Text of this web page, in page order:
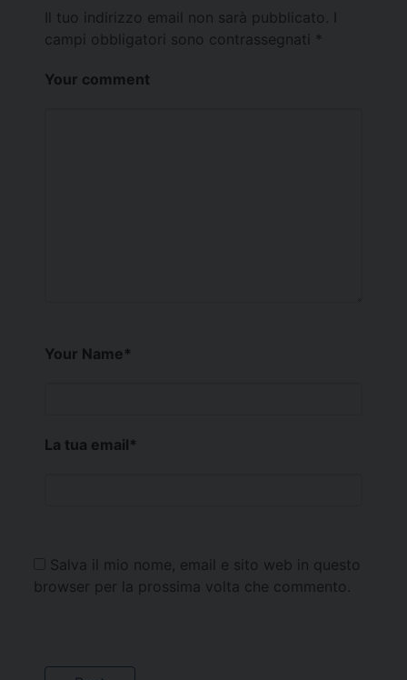
Il tuo indirizzo email non sarà pubblicato.
campi obbligatori sono contrassegnati *
Your comment
Your Name*
La tua email*
Salva il mio nome, email e sito web in questo
browser per la prossima volta che commento.